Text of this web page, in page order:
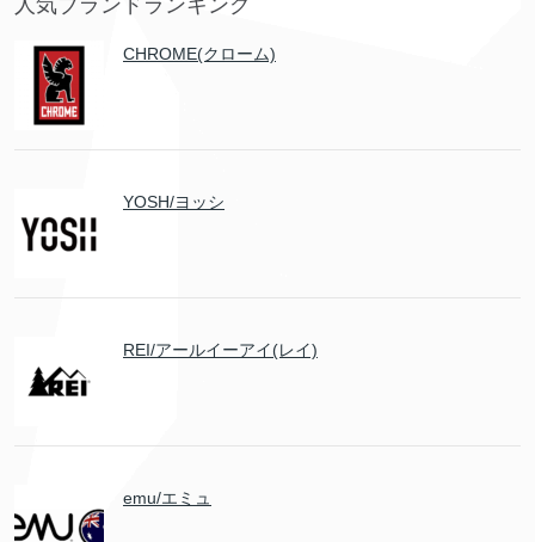
人気ブランドランキング
CHROME(クローム)
YOSH/ヨッシ
REI/アールイーアイ(レイ)
emu/エミュ